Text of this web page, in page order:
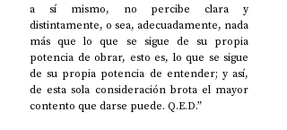
a sí mismo, no percibe clara y
distintamente, o sea, adecuadamente, nada
más que lo que se sigue de su propia
potencia de obrar, esto es, lo que se sigue
de su propia potencia de entender; y así,
de esta sola consideración brota el mayor
contento que darse puede. Q.E.D.”